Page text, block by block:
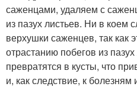
саженцами, удаляем с
из пазух листьев. Ни в коем
верхушки саженцев, так как
отрастанию побегов из
превратятся в кусты, что
и, как следствие, к